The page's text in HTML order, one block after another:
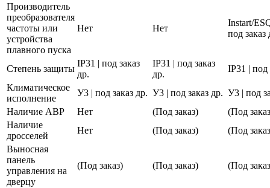
Производитель
преобразователя
частоты или
устройства
плавного пуска
Нет Нет
Instart/
под заказ
Степень защиты
IP31 | под заказ
др.
IP31 | под заказ
др.
IP31 | под
Климатическое
исполнение
У3 | под заказ др. У3 | под заказ др. У3 | под
Наличие АВР
Нет (Под заказ)
(Под
Наличие
дросселей
Нет (Под заказ)
(Под
Выносная
панель
управления на
дверцу
(Под заказ) (Под заказ) (Под